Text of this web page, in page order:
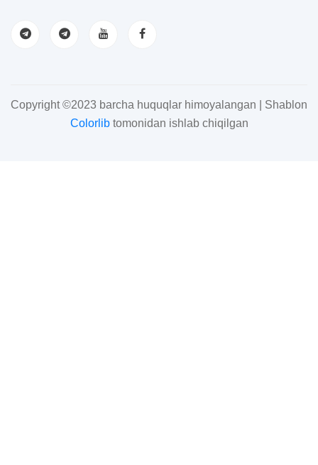
Copyright ©2023 barcha huquqlar himoyalangan | Shablon
Colorlibtomonidan ishlab chiqilgan